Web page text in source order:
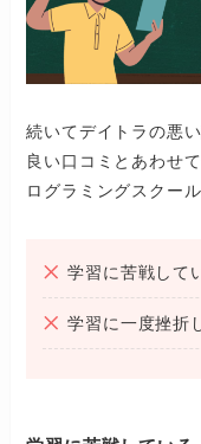
続いてデイトラの悪
良い口コミとあわせ
ログラミングスクー
学習に苦戦して
学習に一度挫折